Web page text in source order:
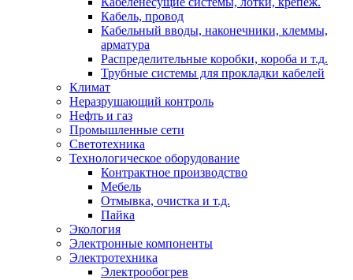
Кабель, провод
Кабельный вводы, наконечники, клеммы,
арматура
Распределительные коробки, короба и т.д.
Трубные системы для прокладки кабелей
Климат
Неразрушающий контроль
Нефть и газ
Промышленные сети
Светотехника
Технологическое оборудование
Контрактное производство
Мебель
Отмывка, очистка и т.д.
Пайка
Экология
Электронные компоненты
Электротехника
Электрообогрев